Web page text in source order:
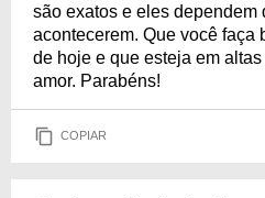
são exatos e eles dependem
acontecerem. Que você faça
de hoje e que esteja em
amor. Parabéns!
COPIAR